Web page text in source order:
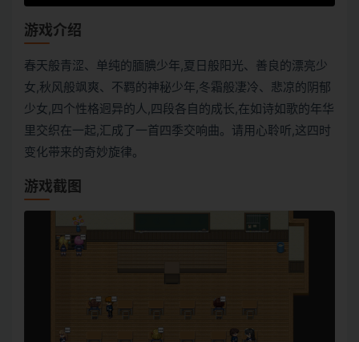
游戏介绍
春天般青涩、单纯的腼腆少年,夏日般阳光、善良的漂亮少
女,秋风般飒爽、不羁的神秘少年,冬霜般凄冷、悲凉的阴郁
少女,四个性格迥异的人,四段各自的成长,在如诗如歌的年华
里交织在一起,汇成了一首四季交响曲。请用心聆听,这四时
变化带来的奇妙旋律。
游戏截图